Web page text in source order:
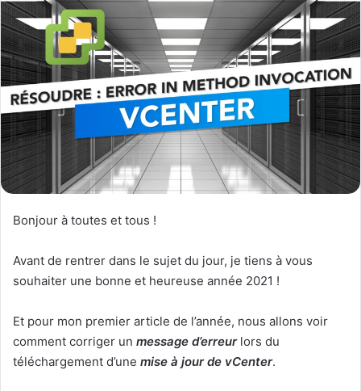
Bonjour à toutes et tous !
Avant de rentrer dans le sujet du jour, je tiens à vous
souhaiter une bonne et heureuse année 2021 !
Et pour mon premier article de l’année, nous allons voir
comment corriger un message d’erreurlors du
téléchargement d’une mise à jour de vCenter.